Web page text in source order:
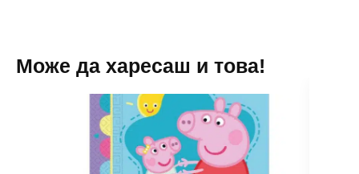
Може да харесаш и това!